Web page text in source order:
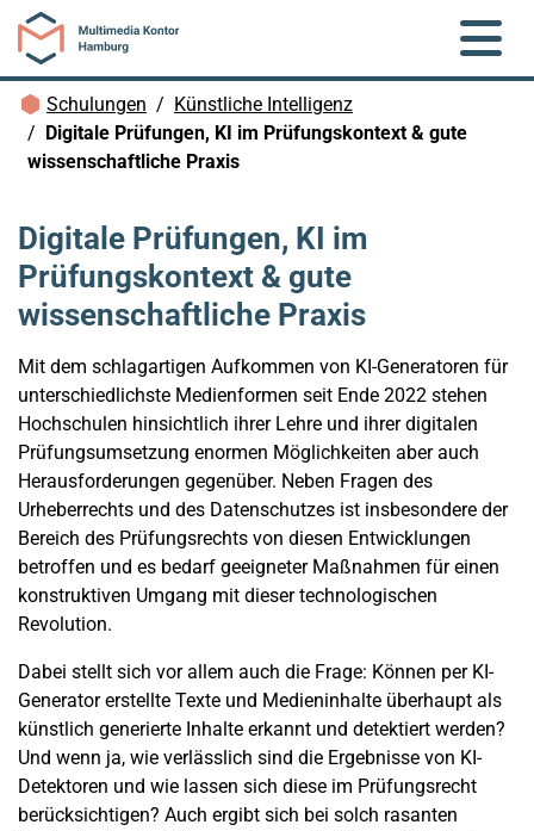
Zum Hauptinhalt springen
Brotkrümelnavigation
Schulungen
Künstliche Intelligenz
Digitale Prüfungen, KI im Prüfungskontext & gute
wissenschaftliche Praxis
Digitale Prüfungen, KI im
Prüfungskontext & gute
wissenschaftliche Praxis
Mit dem schlagartigen Aufkommen von KI-Generatoren für
unterschiedlichste Medienformen seit Ende 2022 stehen
Hochschulen hinsichtlich ihrer Lehre und ihrer digitalen
Prüfungsumsetzung enormen Möglichkeiten aber auch
Herausforderungen gegenüber. Neben Fragen des
Urheberrechts und des Datenschutzes ist insbesondere der
Bereich des Prüfungsrechts von diesen Entwicklungen
betroffen und es bedarf geeigneter Maßnahmen für einen
konstruktiven Umgang mit dieser technologischen
Revolution.
Dabei stellt sich vor allem auch die Frage: Können per KI-
Generator erstellte Texte und Medieninhalte überhaupt als
künstlich generierte Inhalte erkannt und detektiert werden?
Und wenn ja, wie verlässlich sind die Ergebnisse von KI-
Detektoren und wie lassen sich diese im Prüfungsrecht
berücksichtigen? Auch ergibt sich bei solch rasanten